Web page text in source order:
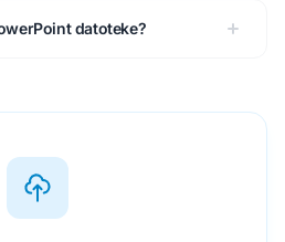
datoteke?